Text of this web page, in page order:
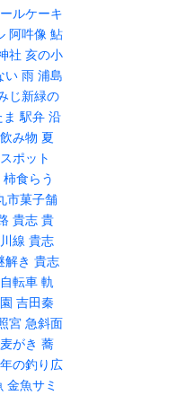
ルケーキ
阿吽像 鮎
社 亥の小
い 雨 浦島
じ新緑の
駅弁 沿
み物 夏
ポット
柿食らう
市菓子舗
貴志 貴
線 貴志
き 貴志
転車 軌
吉田秦
宮急斜面
がき 蕎
の釣り広
金魚サミ